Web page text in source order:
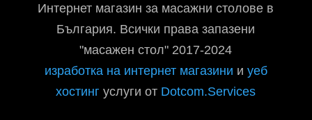
Интернет магазин за масажни столове в
България. Всички права запазени
"масажен стол" 2017-2024
изработка на интернет магазини и уеб
хостинг услуги от Dotcom.Services